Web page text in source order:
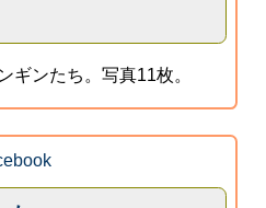
ンたち。写真11枚。